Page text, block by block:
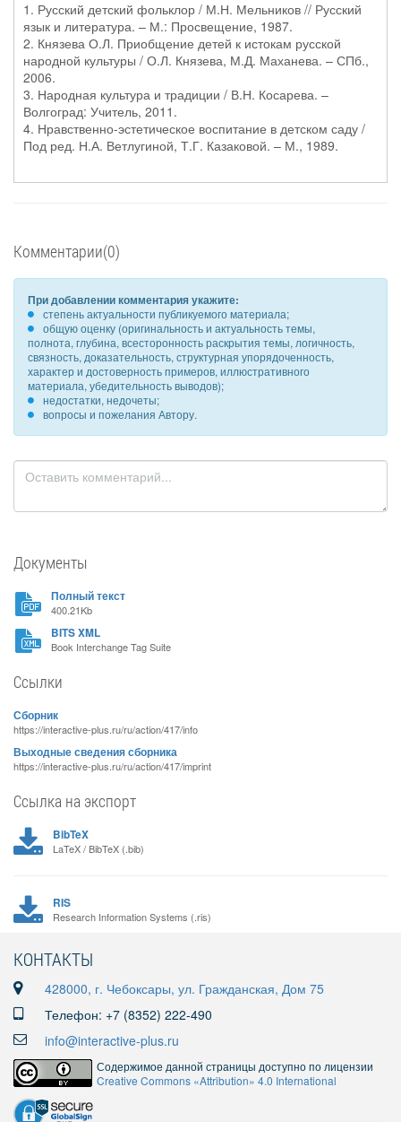
1. Русский детский фольклор / М.Н. Мельников // Русский
язык и литература. – М.: Просвещение, 1987.
2. Князева О.Л. Приобщение детей к истокам русской
народной культуры / О.Л. Князева, М.Д. Маханева. – СПб.,
2006.
3. Народная культура и традиции / В.Н. Косарева. –
Волгоград: Учитель, 2011.
4. Нравственно-эстетическое воспитание в детском саду /
Под ред. Н.А. Ветлугиной, Т.Г. Казаковой. – М., 1989.
Комментарии(0)
При добавлении комментария укажите:
степень актуальности публикуемого материала;
общую оценку (оригинальность и актуальность темы,
полнота, глубина, всесторонность раскрытия темы, логичность,
связность, доказательность, структурная упорядоченность,
характер и достоверность примеров, иллюстративного
материала, убедительность выводов);
недостатки, недочеты;
вопросы и пожелания Автору.
Документы
Полный текст
400.21Kb
BITS XML
Book Interchange Tag Suite
Ссылки
Сборник
https://interactive-plus.ru/ru/action/417/info
Выходные сведения сборника
https://interactive-plus.ru/ru/action/417/imprint
Ссылка на экспорт
BibTeX
LaTeX / BibTeX (.bib)
RIS
Research Information Systems (.ris)
КОНТАКТЫ
428000, г. Чебоксары, ул. Гражданская, Дом 75
Телефон: +7 (8352) 222-490
info@interactive-plus.ru
Содержимое данной страницы доступно по лицензии
Creative Commons «Attribution» 4.0 International